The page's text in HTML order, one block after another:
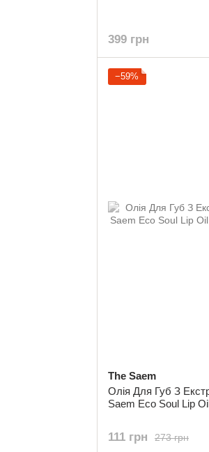
399 грн
−59%
The Saem
Олія Для Губ З
Saem Eco Soul Lip
273 грн
111 грн